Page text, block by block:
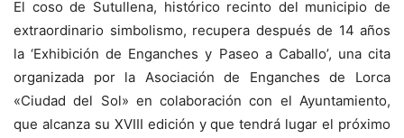
El coso de Sutullena, histórico recinto del municipio de
extraordinario simbolismo, recupera después de 14 años
la ‘Exhibición de Enganches y Paseo a Caballo’, una cita
organizada por la Asociación de Enganches de Lorca
«Ciudad del Sol» en colaboración con el Ayuntamiento,
que alcanza su XVIII edición y que tendrá lugar el próximo